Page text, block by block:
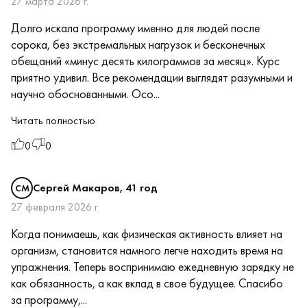
Долго искала программу именно для людей после
сорока, без экстремальных нагрузок и бесконечных
обещаний «минус десять килограммов за месяц». Курс
приятно удивил. Все рекомендации выглядят разумными и
научно обоснованными. Осо...
Читать полностью
0
0
СМ Сергей Макаров, 41 год
27 февраля 2026 г.
Когда понимаешь, как физическая активность влияет на
организм, становится намного легче находить время на
упражнения. Теперь воспринимаю ежедневную зарядку не
как обязанность, а как вклад в свое будущее. Спасибо
за программу,...